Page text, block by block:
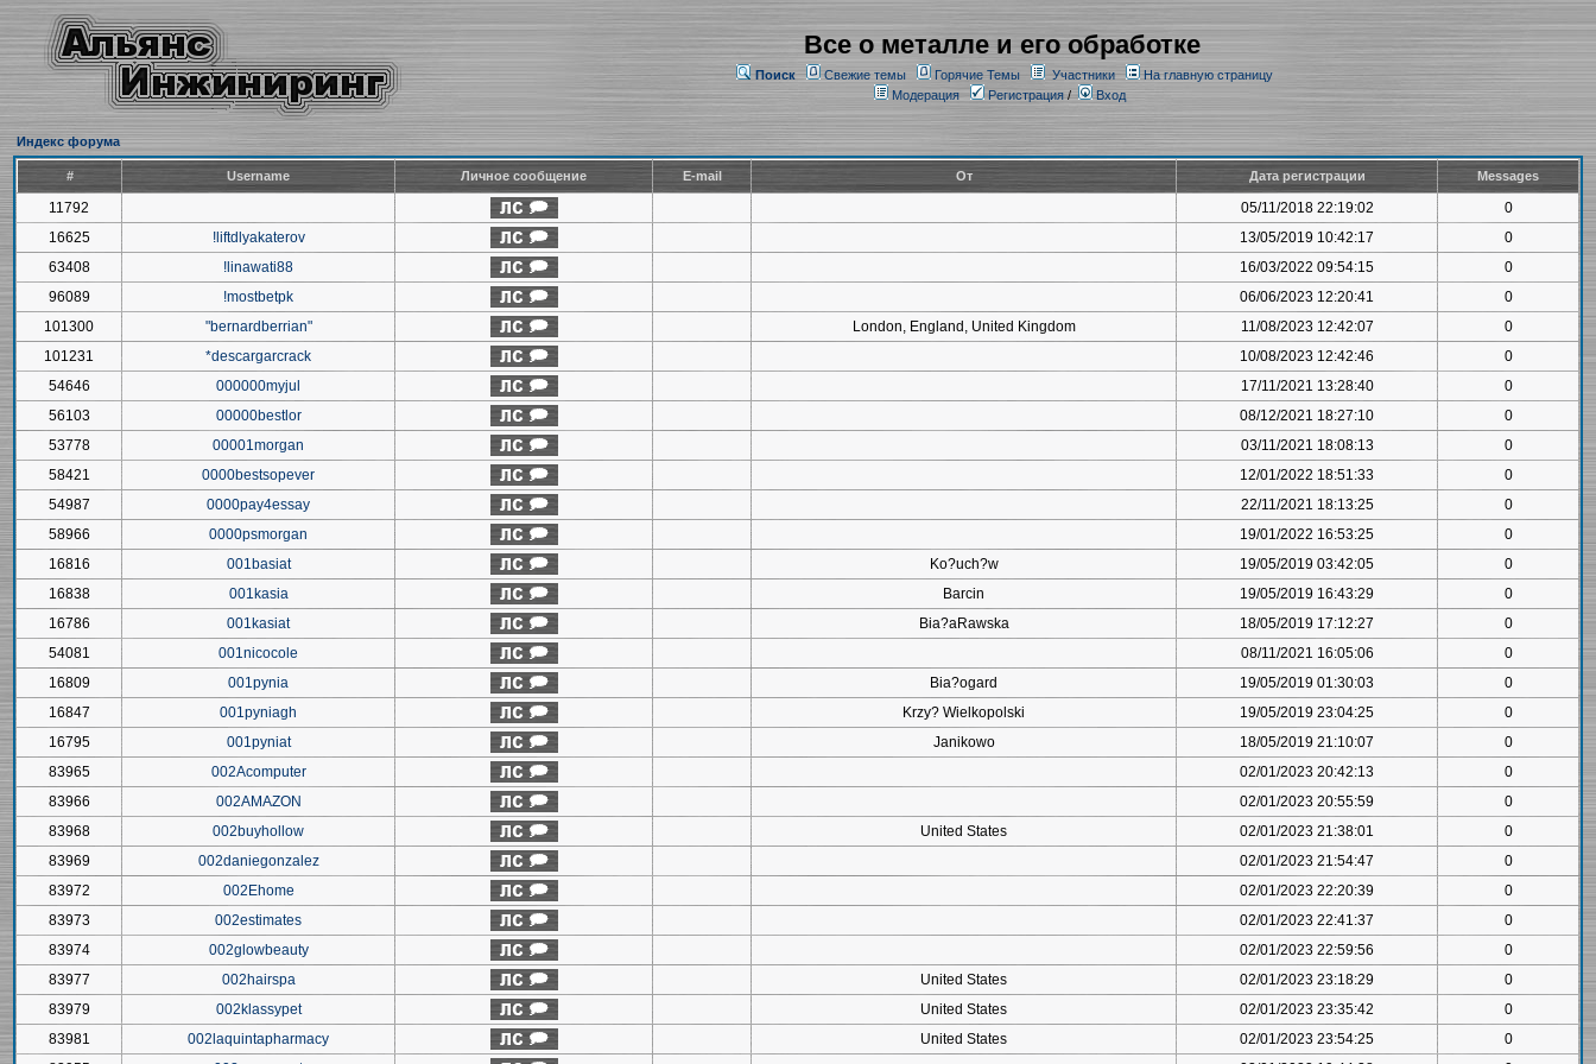
Все о металле и его обработке
Поиск Свежие темы Горячие Темы Участники
На главную страницу
Модерация
Регистрация/ Вход
Индекс форума
# Username Личное сообщение E-mail От Дата регистрации Messages
11792 05/11/2018 22:19:02
0
16625
!liftdlyakaterov 13/05/2019 10:42:17
0
63408
!linawati88 16/03/2022 09:54:15
0
96089
!mostbetpk 06/06/2023 12:20:41
0
101300
"bernardberrian" London, England, United Kingdom 11/08/2023 12:42:07
0
101231
*descargarcrack 10/08/2023 12:42:46
0
54646
000000myjul 17/11/2021 13:28:40
0
56103
00000bestlor 08/12/2021 18:27:10
0
53778
00001morgan 03/11/2021 18:08:13
0
58421
0000bestsopever 12/01/2022 18:51:33
0
54987
0000pay4essay 22/11/2021 18:13:25
0
58966
0000psmorgan 19/01/2022 16:53:25
0
16816
001basiat Ko?uch?w 19/05/2019 03:42:05
0
16838
001kasia Barcin 19/05/2019 16:43:29
0
16786
001kasiat Bia?aRawska 18/05/2019 17:12:27
0
54081
001nicocole 08/11/2021 16:05:06
0
16809
001pynia Bia?ogard 19/05/2019 01:30:03
0
16847
001pyniagh Krzy? Wielkopolski 19/05/2019 23:04:25
0
16795
001pyniat Janikowo 18/05/2019 21:10:07
0
83965
002Acomputer 02/01/2023 20:42:13
0
83966
002AMAZON 02/01/2023 20:55:59
0
83968
002buyhollow United States 02/01/2023 21:38:01
0
83969
002daniegonzalez 02/01/2023 21:54:47
0
83972
002Ehome 02/01/2023 22:20:39
0
83973
002estimates 02/01/2023 22:41:37
0
83974
002glowbeauty 02/01/2023 22:59:56
0
83977
002hairspa United States 02/01/2023 23:18:29
0
83979
002klassypet United States 02/01/2023 23:35:42
0
83981
002laquintapharmacy United States 02/01/2023 23:54:25
0